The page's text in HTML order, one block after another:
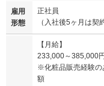
雇用
形態
正社員
（入社後5ヶ月は
【月給】
233,000～385,000円
※化粧品販売経験の
額